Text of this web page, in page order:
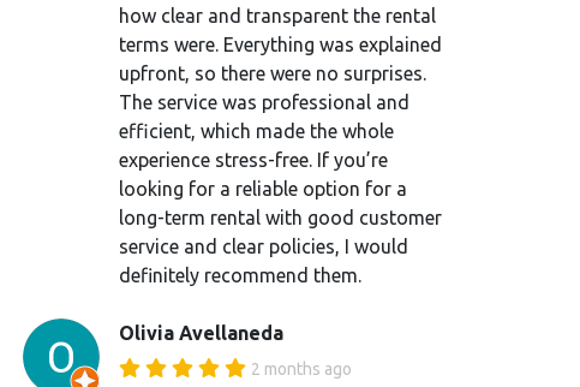
how clear and transparent the rental
terms were. Everything was explained
upfront, so there were no surprises.
The service was professional and
efficient, which made the whole
experience stress-free. If you’re
looking for a reliable option for a
long-term rental with good customer
service and clear policies, I would
definitely recommend them.
Olivia Avellaneda
2 months ago